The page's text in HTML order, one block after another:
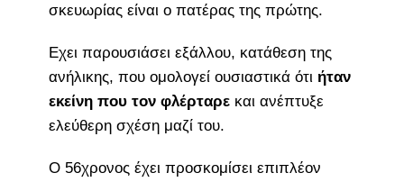
σκευωρίας είναι ο πατέρας της πρώτης.
Εχει παρουσιάσει εξάλλου, κατάθεση της
ανήλικης, που ομολογεί ουσιαστικά ότι ήταν
εκείνη που τον φλέρταρεκαι ανέπτυξε
ελεύθερη σχέση μαζί του.
Ο 56χρονος έχει προσκομίσει επιπλέον